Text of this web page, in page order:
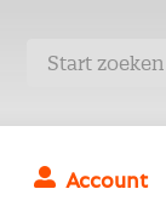
Account